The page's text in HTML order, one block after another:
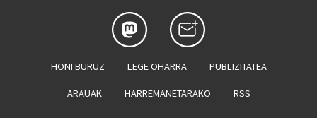
HONI BURUZ LEGE OHARRA PUBLIZITATEA
ARAUAK HARREMANETARAKO RSS